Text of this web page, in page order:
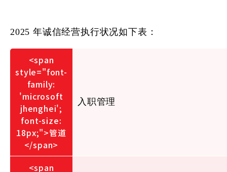
2025 年诚信经营执行状况如下表：
入职管理